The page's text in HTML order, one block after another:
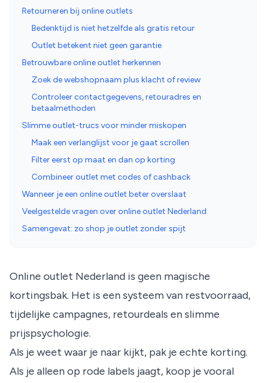
Retourneren bij online outlets
Bedenktijd is niet hetzelfde als gratis retour
Outlet betekent niet geen garantie
Betrouwbare online outlet herkennen
Zoek de webshopnaam plus klacht of review
Controleer contactgegevens, retouradres en
betaalmethoden
Slimme outlet-trucs voor minder miskopen
Maak een verlanglijst voor je gaat scrollen
Filter eerst op maat en dan op korting
Combineer outlet met codes of cashback
Wanneer je een online outlet beter overslaat
Veelgestelde vragen over online outlet Nederland
Samengevat: zo shop je outlet zonder spijt
Online outlet Nederland is geen magische
kortingsbak. Het is een systeem van restvoorraad,
tijdelijke campagnes, retourdeals en slimme
prijspsychologie.
Als je weet waar je naar kijkt, pak je echte korting.
Als je alleen op rode labels jaagt, koop je vooral